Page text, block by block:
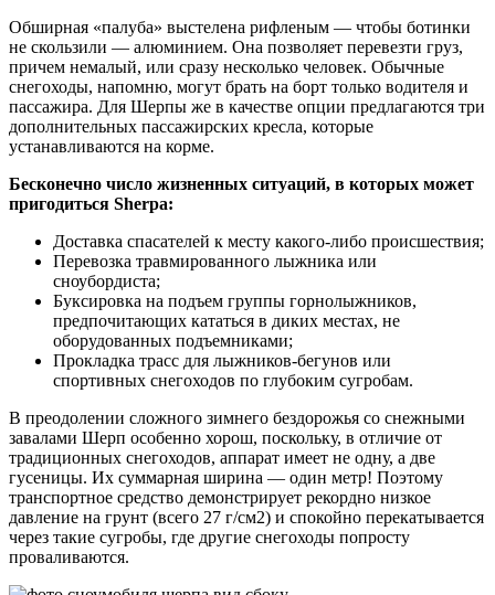
Обширная «палуба» выстелена рифленым — чтобы ботинки
не скользили — алюминием. Она позволяет перевезти груз,
причем немалый, или сразу несколько человек. Обычные
снегоходы, напомню, могут брать на борт только водителя и
пассажира. Для Шерпы же в качестве опции предлагаются три
дополнительных пассажирских кресла, которые
устанавливаются на корме.
Бесконечно число жизненных ситуаций, в которых может
пригодиться Sherpa:
Доставка спасателей к месту какого-либо происшествия;
Перевозка травмированного лыжника или
сноубордиста;
Буксировка на подъем группы горнолыжников,
предпочитающих кататься в диких местах, не
оборудованных подъемниками;
Прокладка трасс для лыжников-бегунов или
спортивных снегоходов по глубоким сугробам.
В преодолении сложного зимнего бездорожья со снежными
завалами Шерп особенно хорош, поскольку, в отличие от
традиционных снегоходов, аппарат имеет не одну, а две
гусеницы. Их суммарная ширина — один метр! Поэтому
транспортное средство демонстрирует рекордно низкое
давление на грунт (всего 27 г/см2) и спокойно перекатывается
через такие сугробы, где другие снегоходы попросту
проваливаются.